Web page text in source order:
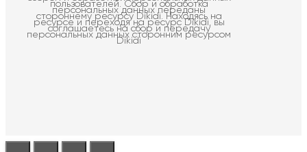
пользователей. Сбор и обработка
персональных данных переданы
стороннему ресурсу Dikidi. Находясь на
ресурсе и переходя на ресурс Dikidi, вы
соглашаетесь на сбор и передачу
персональных данных сторонним ресурсом
Dikidi